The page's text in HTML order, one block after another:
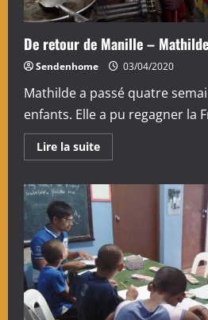
De retour de Manille –
Sendenhome 03/04/2020
Mathilde a passé quatre
enfants. Elle a pu regagner la
Lire la suiteEn
savoir
De
retour
de
Manille
Mathilde
témoigne